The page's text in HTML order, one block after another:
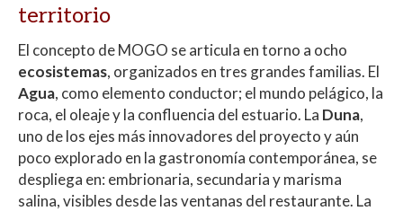
territorio
El concepto de MOGO se articula en torno a ocho
ecosistemas, organizados en tres grandes familias. El
Agua, como elemento conductor; el mundo pelágico, la
roca, el oleaje y la confluencia del estuario. La Duna,
uno de los ejes más innovadores del proyecto y aún
poco explorado en la gastronomía contemporánea, se
despliega en: embrionaria, secundaria y marisma
salina, visibles desde las ventanas del restaurante. La